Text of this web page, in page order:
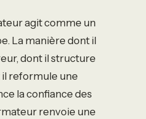
agit comme un
La manière dont il
dont il structure
il reformule une
la confiance des
renvoie une